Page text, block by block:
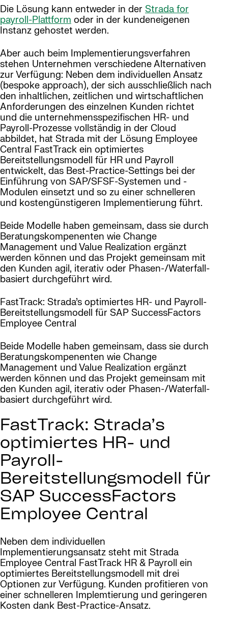
Die Lösung kann entweder in der Strada for
payroll-Plattform oder in der kundeneigenen
Instanz gehostet werden.
Aber auch beim Implementierungsverfahren
stehen Unternehmen verschiedene Alternativen
zur Verfügung: Neben dem individuellen Ansatz
(bespoke approach), der sich ausschließlich nach
den inhaltlichen, zeitlichen und wirtschaftlichen
Anforderungen des einzelnen Kunden richtet
und die unternehmensspezifischen HR- und
Payroll-Prozesse vollständig in der Cloud
abbildet, hat Strada mit der Lösung Employee
Central FastTrack ein optimiertes
Bereitstellungsmodell für HR und Payroll
entwickelt, das Best-Practice-Settings bei der
Einführung von SAP/SFSF-Systemen und -
Modulen einsetzt und so zu einer schnelleren
und kostengünstigeren Implementierung führt.
Beide Modelle haben gemeinsam, dass sie durch
Beratungskompenenten wie Change
Management und Value Realization ergänzt
werden können und das Projekt gemeinsam mit
den Kunden agil, iterativ oder Phasen-/Waterfall-
basiert durchgeführt wird.
FastTrack: Strada’s optimiertes HR- und Payroll-
Bereitstellungsmodell für SAP SuccessFactors
Employee Central
Beide Modelle haben gemeinsam, dass sie durch
Beratungskompenenten wie Change
Management und Value Realization ergänzt
werden können und das Projekt gemeinsam mit
den Kunden agil, iterativ oder Phasen-/Waterfall-
basiert durchgeführt wird.
FastTrack: Strada’s
optimiertes HR- und
Payroll-
Bereitstellungsmodell für
SAP SuccessFactors
Employee Central
Neben dem individuellen
Implementierungsansatz steht mit Strada
Employee Central FastTrack HR & Payroll ein
optimiertes Bereitstellungsmodell mit drei
Optionen zur Verfügung. Kunden profitieren von
einer schnelleren Implemtierung und geringeren
Kosten dank Best-Practice-Ansatz.